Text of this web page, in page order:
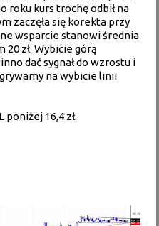
roku kurs trochę odbił na
zaczęła się korekta przy
wsparcie stanowi średnia
20 zł. Wybicie górą
dać sygnał do wzrostu i
na wybicie linii
poniżej 16,4 zł.